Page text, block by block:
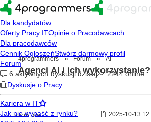
4programmers » Forum » AI
Agenci AI i ich wykorzystanie?
szok OP 2025-10-13